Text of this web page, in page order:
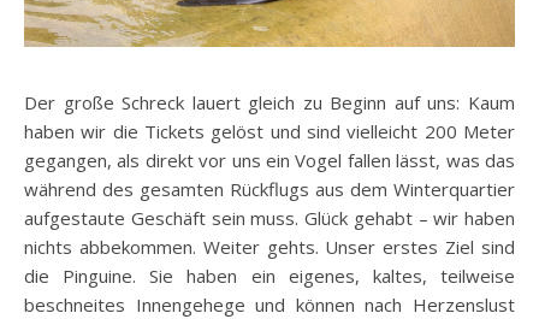
Der große Schreck lauert gleich zu Beginn auf uns: Kaum
haben wir die Tickets gelöst und sind vielleicht 200 Meter
gegangen, als direkt vor uns ein Vogel fallen lässt, was das
während des gesamten Rückflugs aus dem Winterquartier
aufgestaute Geschäft sein muss. Glück gehabt – wir haben
nichts abbekommen. Weiter gehts. Unser erstes Ziel sind
die Pinguine. Sie haben ein eigenes, kaltes, teilweise
beschneites Innengehege und können nach Herzenslust